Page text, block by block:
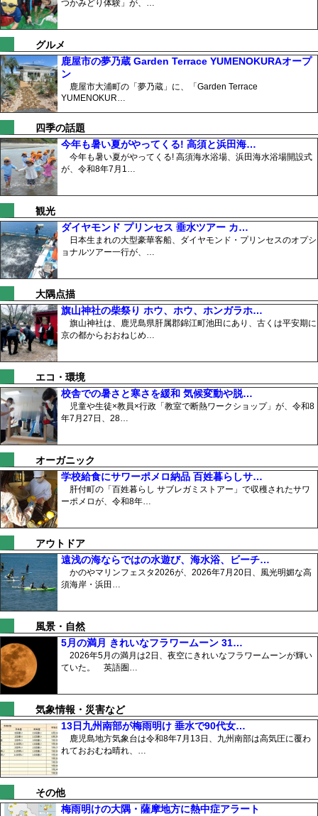
つかみどり体験」が、…
グルメ
鹿屋市の夢乃蔵 Garden Terrace YUMENOKURAオープ
ン
鹿屋市大浦町の「夢乃蔵」に、「Garden Terrace
YUMENOKUR…
四季の話題
今年も暑い夏がやってくる! 高須と浜田海…
今年も暑い夏がやってくる! 高須海水浴場、浜田海水浴場開設式
が、令和8年7月1…
観光
ダイヤモンド プリンセス 垂水ツアー カ…
日本生まれの大型豪華客船、ダイヤモンド・プリンセスのオプシ
ョナルツアー一行が、…
大隅点描
旗山神社の柴祭り ホウ、ホウ、ホンガラホ…
旗山神社は、鹿児島県肝属郡錦江町池田にあり、古くは平安期に
京の都からおおねじめ…
エコ・環境
校舎での暑さと寒さを緩和 気候変動や脱…
児童や生徒×教員×行政「教室で断熱ワークショップ」が、令和8
年7月27日、28…
オーガニック
学校給食にサワーポメロ納品 百姓暮らしサ…
肝付町の「百姓暮らし サブレガミストアー」で収穫されたサワ
ーポメロが、令和8年…
アウトドア
遠浅の海ならではの水遊び、海水浴、ビーチ…
かのやマリンフェスタ2026が、2026年7月20日、風光明媚な高
須海岸・浜田…
風景・自然
5月の満月 きれいなフラワームーン 31…
2026年5月の満月は2日、夜空にきれいなフラワームーンが輝い
ていた。 英語圏…
気象情報・災害など
13日九州南部が梅雨明け 垂水で90代女…
鹿児島地方気象台は令和8年7月13日、九州南部は高気圧に覆わ
れておおむね晴れ、…
その他
梅雨明けの大隅・薩摩地方に熱中症アラート